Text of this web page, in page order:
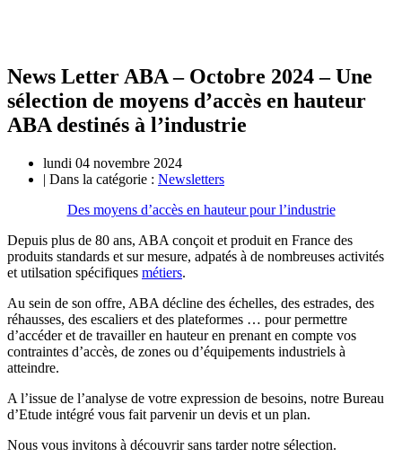
News Letter ABA – Octobre 2024 – Une
sélection de moyens d’accès en hauteur
ABA destinés à l’industrie
lundi 04 novembre 2024
| Dans la catégorie : Newsletters
Des moyens d’accès en hauteur pour l’industrie
Depuis plus de 80 ans, ABA conçoit et produit en France des
produits standards et sur mesure, adpatés à de nombreuses activités
et utilsation spécifiques métiers.
Au sein de son offre, ABA décline des échelles, des estrades, des
réhausses, des escaliers et des plateformes … pour permettre
d’accéder et de travailler en hauteur en prenant en compte vos
contraintes d’accès, de zones ou d’équipements industriels à
atteindre.
A l’issue de l’analyse de votre expression de besoins, notre Bureau
d’Etude intégré vous fait parvenir un devis et un plan.
Nous vous invitons à découvrir sans tarder notre sélection.